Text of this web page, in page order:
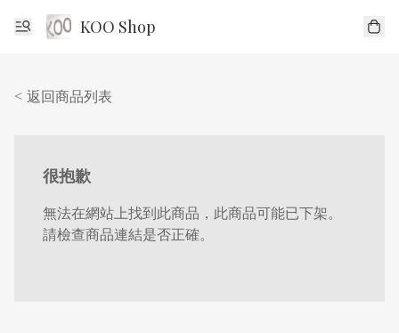
KOO Shop
< 返回商品列表
很抱歉
無法在網站上找到此商品，此商品可能已下架。
請檢查商品連結是否正確。